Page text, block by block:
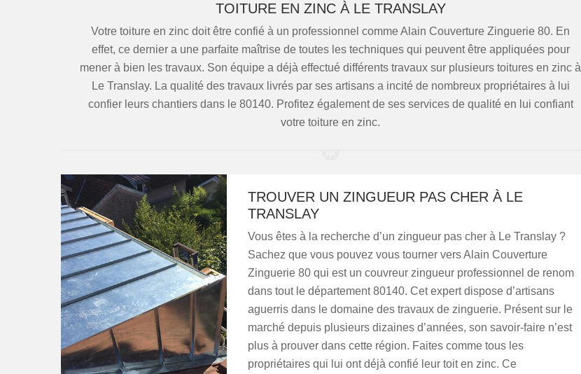
TOITURE EN ZINC À LE TRANSLAY
Votre toiture en zinc doit être confié à un professionnel comme Alain Couverture Zinguerie 80. En
effet, ce dernier a une parfaite maîtrise de toutes les techniques qui peuvent être appliquées pour
mener à bien les travaux. Son équipe a déjà effectué différents travaux sur plusieurs toitures en zinc à
Le Translay. La qualité des travaux livrés par ses artisans a incité de nombreux propriétaires à lui
confier leurs chantiers dans le 80140. Profitez également de ses services de qualité en lui confiant
votre toiture en zinc.
TROUVER UN ZINGUEUR PAS CHER À LE
TRANSLAY
Vous êtes à la recherche d’un zingueur pas cher à Le Translay ?
Sachez que vous pouvez vous tourner vers Alain Couverture
Zinguerie 80 qui est un couvreur zingueur professionnel de renom
dans tout le département 80140. Cet expert dispose d’artisans
aguerris dans le domaine des travaux de zinguerie. Présent sur le
marché depuis plusieurs dizaines d’années, son savoir-faire n’est
plus à prouver dans cette région. Faites comme tous les
propriétaires qui lui ont déjà confié leur toit en zinc. Ce